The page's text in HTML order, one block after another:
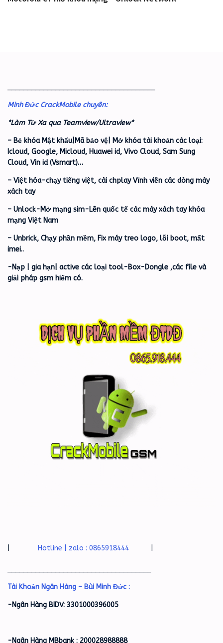
Minh Đức CrackMobile chuyên:
*Làm Từ Xa qua Teamview/Ultraview*
– Bẻ khóa Mật khẩu|Mã bảo vệ| Mở khóa tài khoản các loại:
Icloud, Google, Micloud, Huawei id, Vivo Cloud, Sam Sung
Cloud, Vin id (Vsmart)…
– Việt hóa-chạy tiếng việt, cài chplay Vĩnh viễn các dòng máy
xách tay
– Unlock-Mở mạng sim-Lên quốc tế các máy xách tay khóa
mạng Việt Nam
– Unbrick, Chạy phần mềm, Fix máy treo logo, lỗi boot, mất
imei..
-Nạp | gia hạn| active các loại tool-Box-Dongle ,các file và
giải pháp gsm hiếm có.
Hotline | zalo : 0865918444
Tài Khoản Ngân Hàng – Bùi Minh Đức :
-Ngân Hàng BIDV: 3301000396005
-Ngân Hàng MBbank : 200028988888